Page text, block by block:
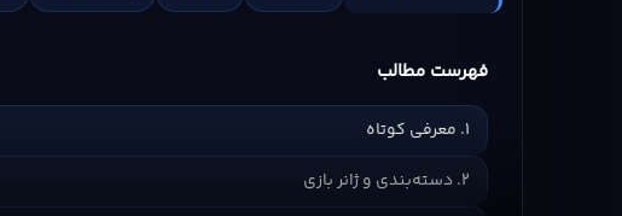
فهرست مطالب
1. معرفی کوتاه
2. دسته‌بندی و ژانر بازی